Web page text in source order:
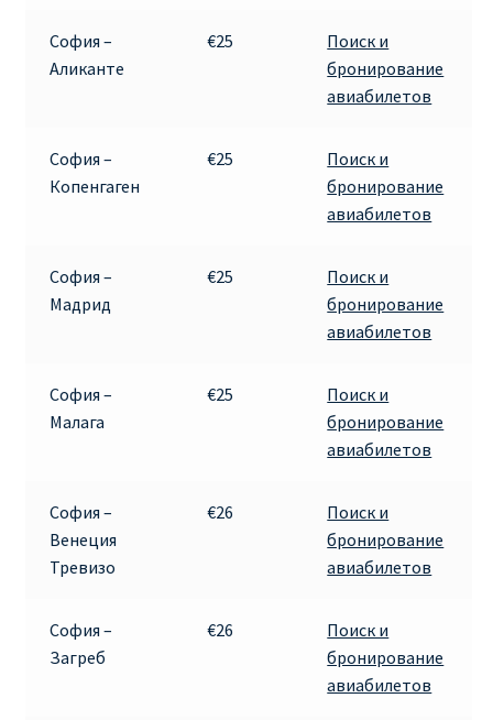
София –
Аликанте
€25
Поиск и
бронирование
авиабилетов
София –
Копенгаген
€25
Поиск и
бронирование
авиабилетов
София –
Мадрид
€25
Поиск и
бронирование
авиабилетов
София –
Малага
€25
Поиск и
бронирование
авиабилетов
София –
Венеция
Тревизо
€26
Поиск и
бронирование
авиабилетов
София –
Загреб
€26
Поиск и
бронирование
авиабилетов